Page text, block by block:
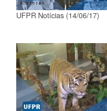
UFPR Notícias (14/06/17)